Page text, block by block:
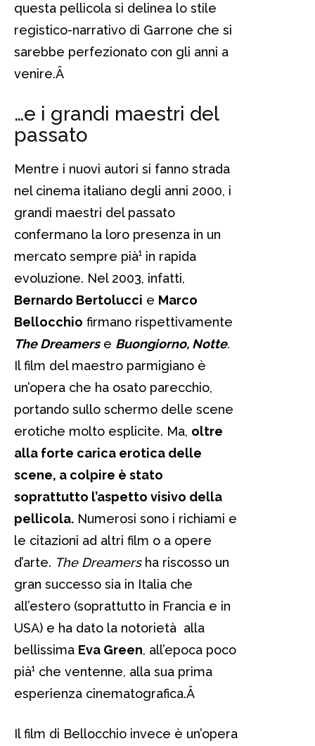
questa pellicola si delinea lo stile
registico-narrativo di Garrone che si
sarebbe perfezionato con gli anni a
venire.Â
…e i grandi maestri del
passato
Mentre i nuovi autori si fanno strada
nel cinema italiano degli anni 2000, i
grandi maestri del passato
confermano la loro presenza in un
mercato sempre pià¹ in rapida
evoluzione. Nel 2003, infatti,
Bernardo Bertolucci e Marco
Bellocchio firmano rispettivamente
The Dreamerse Buongiorno, Notte.
Il film del maestro parmigiano è
un’opera che ha osato parecchio,
portando sullo schermo delle scene
erotiche molto esplicite. Ma, oltre
alla forte carica erotica delle
scene, a colpire è stato
soprattutto l’aspetto visivo della
pellicola. Numerosi sono i richiami e
le citazioni ad altri film o a opere
d’arte. The Dreamersha riscosso un
gran successo sia in Italia che
all’estero (soprattutto in Francia e in
USA) e ha dato la notorietà alla
bellissima Eva Green, all’epoca poco
pià¹ che ventenne, alla sua prima
esperienza cinematografica.Â
Il film di Bellocchio invece è un’opera